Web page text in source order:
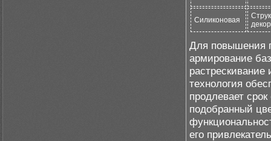
Силиконовая
Для повышения
армирование
технология
продлевает
подобранный
его